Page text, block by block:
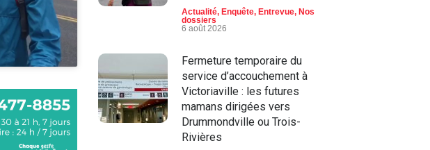
Actualité, Enquête, Entrevue, Nos
dossiers
6 août 2026
Fermeture temporaire du
service d’accouchement à
Victoriaville : les futures
mamans dirigées vers
Drummondville ou Trois-
Rivières